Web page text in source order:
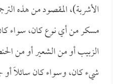
الأشربة)، المقصود من هذه
مسكر من أي نوع كان، سواء
الزبيب أو من الشعير أو من
شيء كان، وسواء كان سائلاً أو